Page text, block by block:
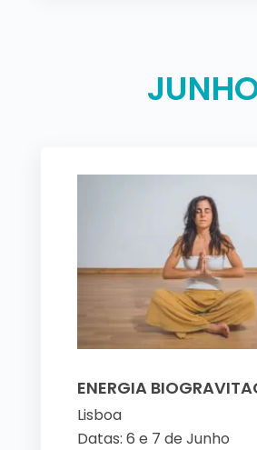
ENERGIA
Lisboa
Datas: 6 e 7 de Junho